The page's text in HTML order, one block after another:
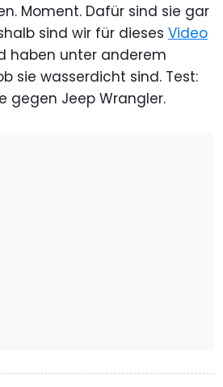
Moment. Dafür sind sie gar
sind wir für dieses Video
haben unter anderem
sie wasserdicht sind. Test:
gegen Jeep Wrangler.